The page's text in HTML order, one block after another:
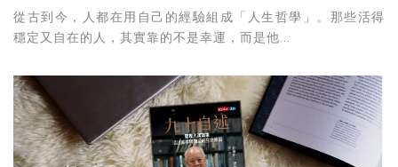
從古到今，人都在用自己的經驗組成「人生哲學」。那些活得
穩定又自在的人，其實靠的不是幸運，而是他...